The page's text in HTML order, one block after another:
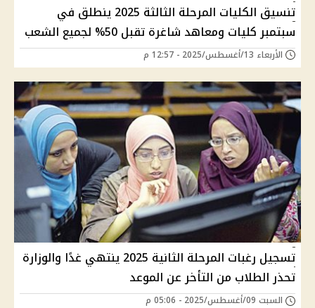
تنسيق الكليات المرحلة الثالثة 2025 ينطلق في
سبتمبر كليات ومعاهد شاغرة تقبل 50% لجميع الشعب
الأربعاء 13/أغسطس/2025 - 12:57 م
تسجيل رغبات المرحلة الثانية 2025 ينتهي غدًا والوزارة
تحذر الطلاب من التأخر عن الموعد
السبت 09/أغسطس/2025 - 05:06 م